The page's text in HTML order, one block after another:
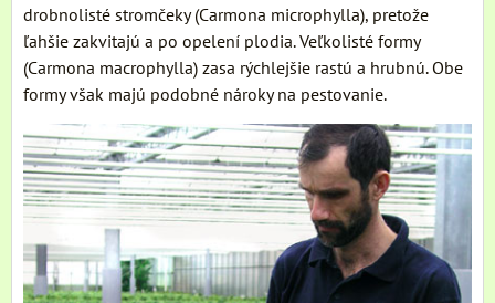
drobnolisté stromčeky (Carmona microphylla), pretože
ľahšie zakvitajú a po opelení plodia. Veľkolisté formy
(Carmona macrophylla) zasa rýchlejšie rastú a hrubnú. Obe
formy však majú podobné nároky na pestovanie.